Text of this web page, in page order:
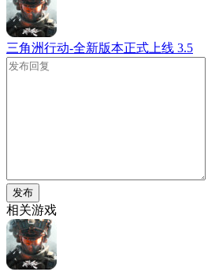
三角洲行动-全新版本正式上线 3.5
发布
相关游戏